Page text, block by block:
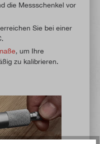
die Messschenkel vor
Sie bei einer
, um Ihre
zu kalibrieren.